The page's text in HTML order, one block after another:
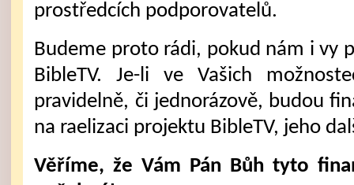
prostředcích podporovatelů.
Budeme proto rádi, pokud nám i vy
BibleTV. Je-li ve Vašich
pravidelně, či jednorázově, budou
na raelizaci projektu BibleTV, jeho
Věříme, že Vám Pán Bůh tyto